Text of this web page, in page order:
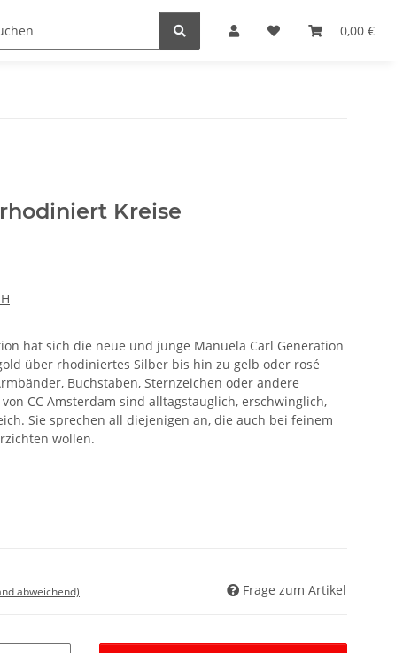
0,00 €
Kreise
hat sich die neue und junge Manuela Carl Generation
über rhodiniertes Silber bis hin zu gelb oder rosé
Buchstaben, Sternzeichen oder andere
CC Amsterdam sind alltagstauglich, erschwinglich,
Sie sprechen all diejenigen an, die auch bei feinem
wollen.
abweichend) Frage zum Artikel